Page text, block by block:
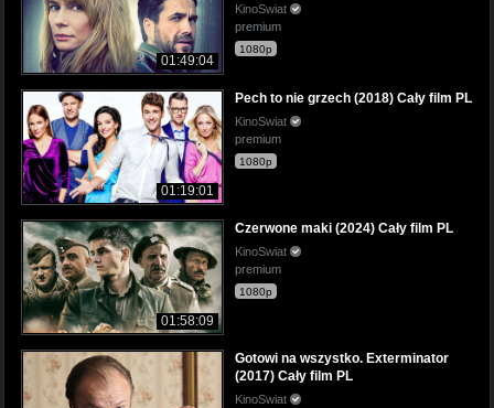
01:49:04
KinoSwiat
premium
1080p
01:19:01
Pech to nie grzech (2018) Cały film PL
KinoSwiat
premium
1080p
01:58:09
Czerwone maki (2024) Cały film PL
KinoSwiat
premium
1080p
Gotowi na wszystko. Exterminator
(2017) Cały film PL
KinoSwiat